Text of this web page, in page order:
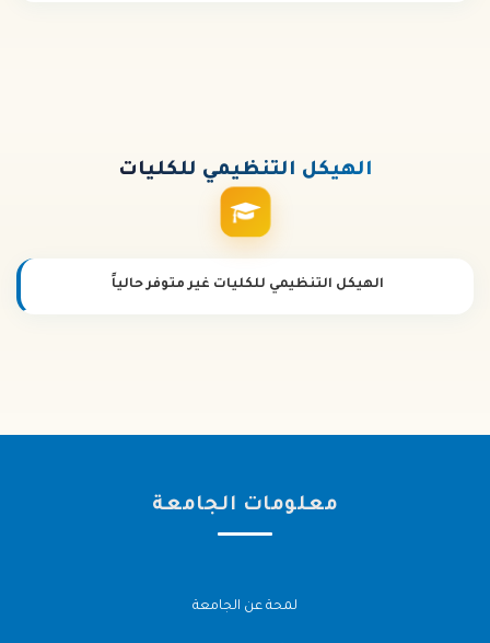
الهيكل التنظيمي للكليات
الهيكل التنظيمي للكليات غير متوفر حالياً
معلومات الجامعة
لمحة عن الجامعة